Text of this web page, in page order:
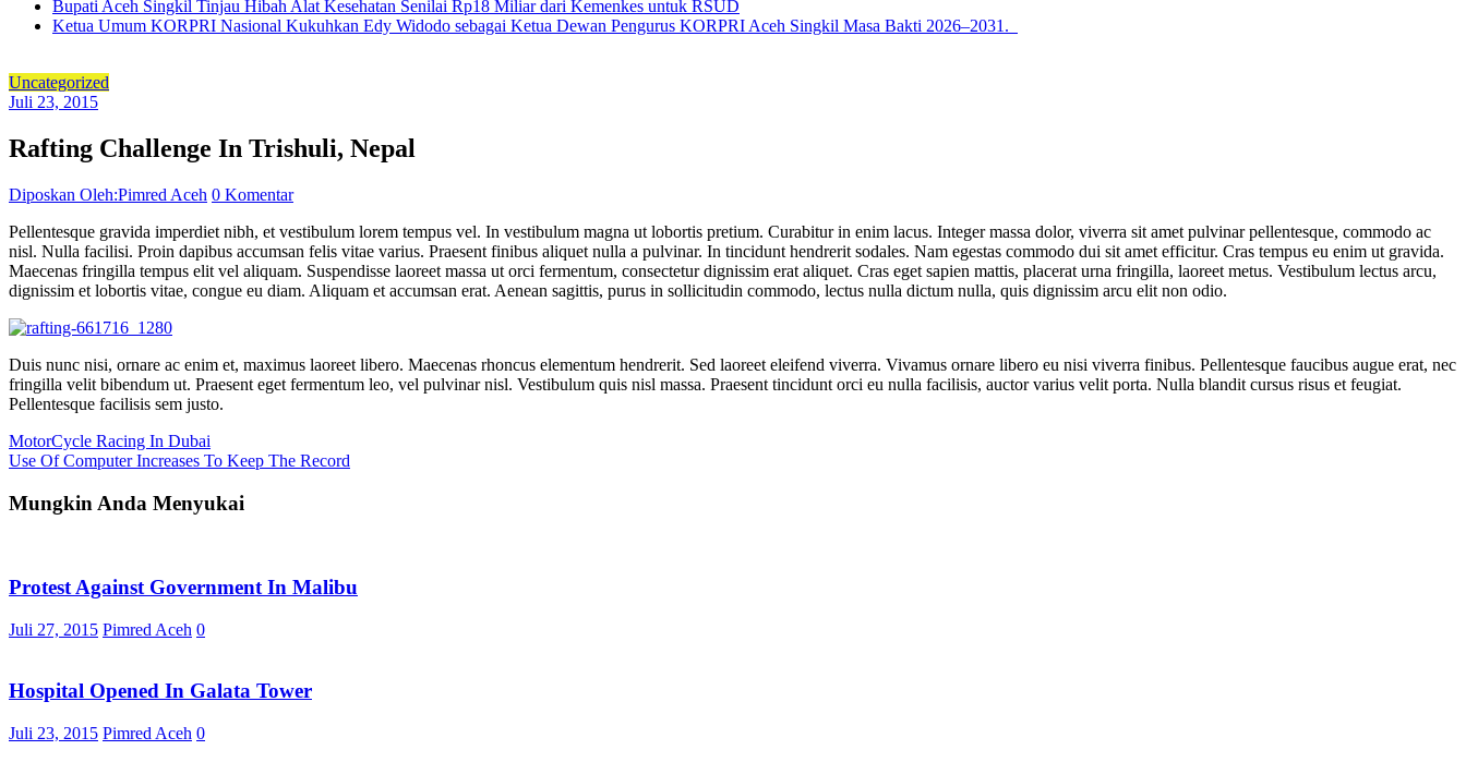
Bupati Aceh Singkil Tinjau Hibah Alat Kesehatan Senilai Rp18 Miliar dari Kemenkes untuk RSUD
Ketua Umum KORPRI Nasional Kukuhkan Edy Widodo sebagai Ketua Dewan Pengurus KORPRI Aceh Singkil Masa Bakti 2026–2031.
Uncategorized
Juli 23, 2015
Rafting Challenge In Trishuli, Nepal
Diposkan Oleh:Pimred Aceh 0 Komentar
Pellentesque gravida imperdiet nibh, et vestibulum lorem tempus vel. In vestibulum magna ut lobortis pretium. Curabitur in enim lacus. Integer massa dolor, viverra sit amet pulvinar pellentesque, commodo ac
nisl. Nulla facilisi. Proin dapibus accumsan felis vitae varius. Praesent finibus aliquet nulla a pulvinar. In tincidunt hendrerit sodales. Nam egestas commodo dui sit amet efficitur. Cras tempus eu enim ut gravida.
Maecenas fringilla tempus elit vel aliquam. Suspendisse laoreet massa ut orci fermentum, consectetur dignissim erat aliquet. Cras eget sapien mattis, placerat urna fringilla, laoreet metus. Vestibulum lectus arcu,
dignissim et lobortis vitae, congue eu diam. Aliquam et accumsan erat. Aenean sagittis, purus in sollicitudin commodo, lectus nulla dictum nulla, quis dignissim arcu elit non odio.
Duis nunc nisi, ornare ac enim et, maximus laoreet libero. Maecenas rhoncus elementum hendrerit. Sed laoreet eleifend viverra. Vivamus ornare libero eu nisi viverra finibus. Pellentesque faucibus augue erat, nec
fringilla velit bibendum ut. Praesent eget fermentum leo, vel pulvinar nisl. Vestibulum quis nisl massa. Praesent tincidunt orci eu nulla facilisis, auctor varius velit porta. Nulla blandit cursus risus et feugiat.
Pellentesque facilisis sem justo.
Navigasi
pos
MotorCycle Racing In Dubai
Use Of Computer Increases To Keep The Record
Mungkin Anda Menyukai
Protest Against Government In Malibu
Juli 27, 2015 Pimred Aceh 0
Hospital Opened In Galata Tower
Juli 23, 2015 Pimred Aceh 0